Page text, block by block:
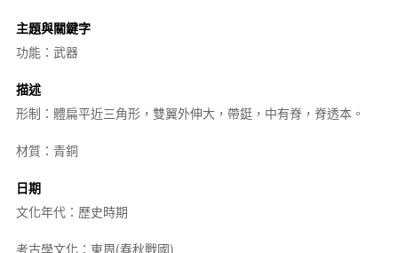
主題與關鍵字
功能：武器
描述
形制：體扁平近三角形，雙翼外伸大，帶鋌，中有脊，脊透本。
材質：青銅
日期
文化年代：歷史時期
考古學文化：東周(春秋戰國)